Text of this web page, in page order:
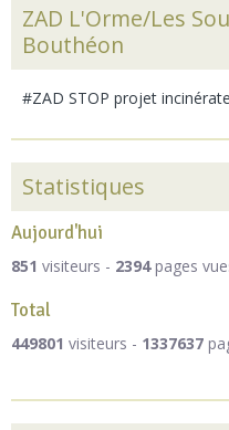
ZAD L'Orme/Les
Bouthéon
#ZAD STOP projet
Statistiques
Aujourd'hui
851 visiteurs - 2394pages
Total
449801 visiteurs - 1337637